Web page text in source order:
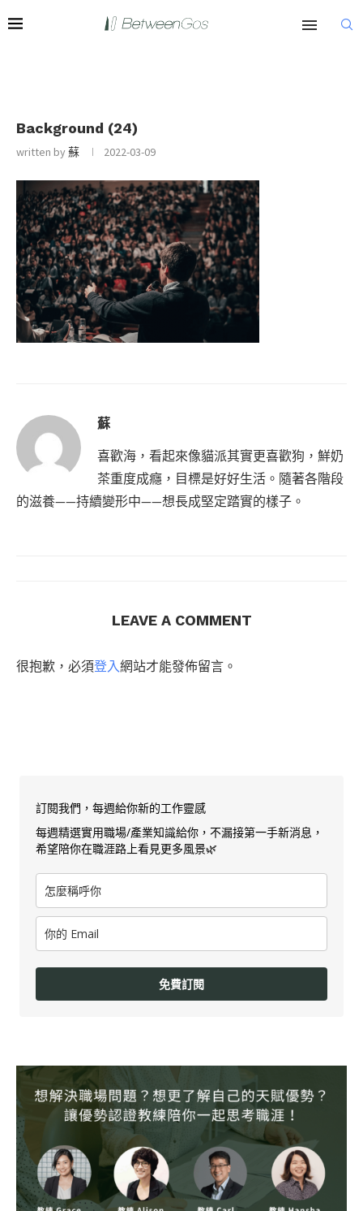
Background (24)
written by蘇 2022-03-09
蘇
喜歡海，看起來像貓派其實更喜歡狗，鮮奶
茶重度成癮，目標是好好生活。隨著各階段
的滋養——持續變形中——想長成堅定踏實的樣子。
LEAVE A COMMENT
很抱歉，必須登入網站才能發佈留言。
訂閱我們，每週給你新的工作靈感
每週精選實用職場/產業知識給你，不漏接第一手新消息，
希望陪你在職涯路上看見更多風景🌿
免費訂閱